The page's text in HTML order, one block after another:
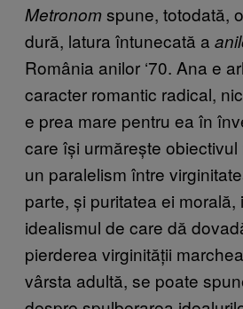
Metronomspune, totodată,
dură, latura întunecată a
România anilor ‘70. Ana e
caracter romantic radical,
e prea mare pentru ea în
care își urmărește
un paralelism între
parte, și puritatea ei morală,
idealismul de care dă
pierderea virginității
vârsta adultă, se poate